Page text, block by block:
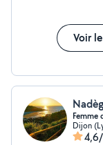
Voir
Femme
Dijon